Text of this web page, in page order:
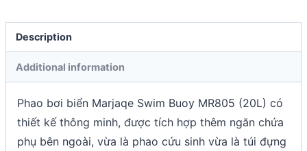
Description
Additional information
Phao bơi biển Marjaqe Swim Buoy MR805 (20L) có
thiết kế thông minh, được tích hợp thêm ngăn chứa
phụ bên ngoài, vừa là phao cứu sinh vừa là túi đựng